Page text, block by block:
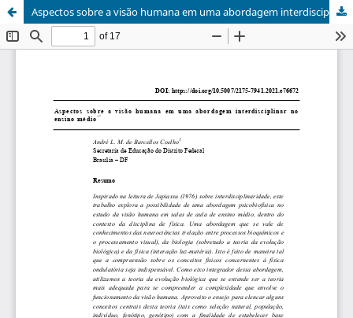
Aspectos sobre a visão humana em uma abordagem interdisciplinar no ensino médio